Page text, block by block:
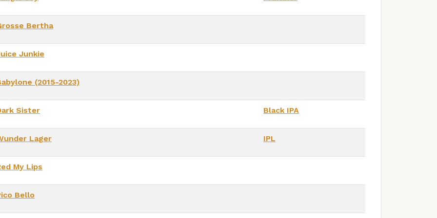
Bertha
Junkie
(2015-2023)
Sister Black IPA
Lager IPL
My Lips
Bello